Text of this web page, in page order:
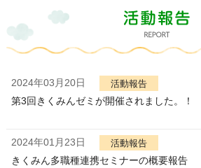
2024年03月20日 活動報告
第3回きくみんゼミが開催されました。！
2024年01月23日 活動報告
きくみん多職種連携セミナーの概要報告
在宅ネットワーク